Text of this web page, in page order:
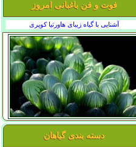
فوت و فن باغبانی امروز
آشنایی با گیاه زیبای هاورتیا کوپری
دسته بندی گیاهان